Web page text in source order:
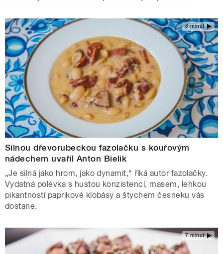
8 minut
Silnou dřevorubeckou fazolačku s kouřovým
nádechem uvařil Anton Bielik
„Je silná jako hrom, jako dynamit,“ říká autor fazolačky.
Vydatná polévka s hustou konzistencí, masem, lehkou
pikantností paprikové klobásy a štychem česneku vás
dostane.
7 minut